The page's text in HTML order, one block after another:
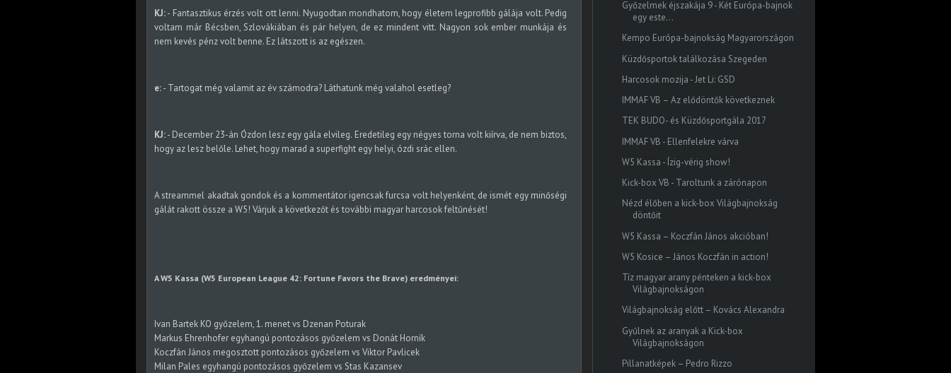
KJ:- Fantasztikus érzés volt ott lenni. Nyugodtan mondhatom, hogy életem legprofibb gálája volt. Pedig
voltam már Bécsben, Szlovákiában és pár helyen, de ez mindent vitt. Nagyon sok ember munkája és
nem kevés pénz volt benne. Ez látszott is az egészen.
e:- Tartogat még valamit az év számodra? Láthatunk még valahol esetleg?
KJ:- December 23-án Ózdon lesz egy gála elvileg. Eredetileg egy négyes torna volt kiírva, de nem biztos,
hogy az lesz belőle. Lehet, hogy marad a superfight egy helyi, ózdi srác ellen.
A streammel akadtak gondok és a kommentátor igencsak furcsa volt helyenként, de ismét egy minőségi
gálát rakott össze a W5! Várjuk a következőt és további magyar harcosok feltűnését!
A W5 Kassa (W5 European League 42: Fortune Favors the Brave) eredményei:
Ivan Bartek KO győzelem, 1. menet vs Dzenan Poturak
Markus Ehrenhofer egyhangú pontozásos győzelem vs Donát Horník
Koczfán János megosztott pontozásos győzelem vs Viktor Pavlicek
Milan Pales egyhangú pontozásos győzelem vs Stas Kazansev
Győzelmek éjszakája 9 - Két Európa-bajnok
egy este...
Kempo Európa-bajnokság Magyarországon
Küzdősportok találkozása Szegeden
Harcosok mozija - Jet Li: GSD
IMMAF VB – Az elődöntők következnek
TEK BUDO- és Küzdősportgála 2017
IMMAF VB - Ellenfelekre várva
W5 Kassa - Ízig-vérig show!
Kick-box VB - Taroltunk a zárónapon
Nézd élőben a kick-box Világbajnokság
döntőit
W5 Kassa – Koczfán János akcióban!
W5 Kosice – János Koczfán in action!
Tíz magyar arany pénteken a kick-box
Világbajnokságon
Világbajnokság előtt – Kovács Alexandra
Gyűlnek az aranyak a Kick-box
Világbajnokságon
Pillanatképek – Pedro Rizzo